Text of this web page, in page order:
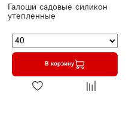
Галоши садовые силикон
утепленные
В корзину